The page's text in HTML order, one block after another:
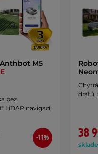
M5
bez
LiDAR navigací,
-11%
drátů,
38